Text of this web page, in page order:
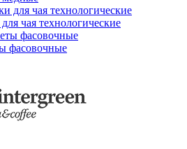
чая технологические
фасовочные